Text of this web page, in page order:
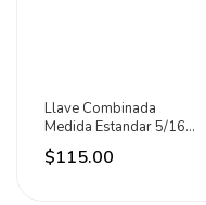
Llave Combinada
Medida Estandar 5/16
Acabado Pulido Urrea
$115.00